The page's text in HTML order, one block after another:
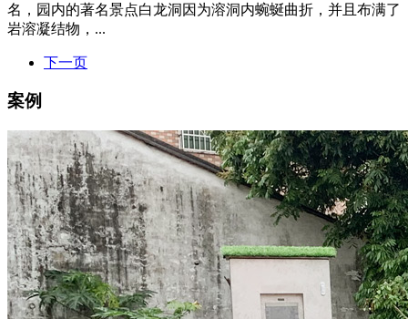
名，园内的著名景点白龙洞因为溶洞内蜿蜒曲折，并且布满了
岩溶凝结物，...
下一页
案例